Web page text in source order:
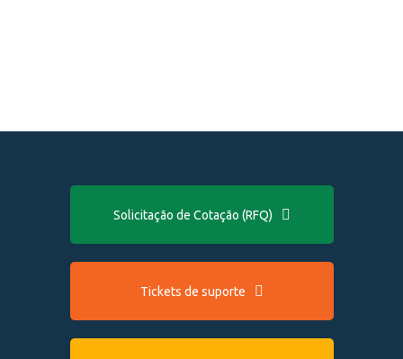
Solicitação de Cotação (RFQ)
Tickets de suporte